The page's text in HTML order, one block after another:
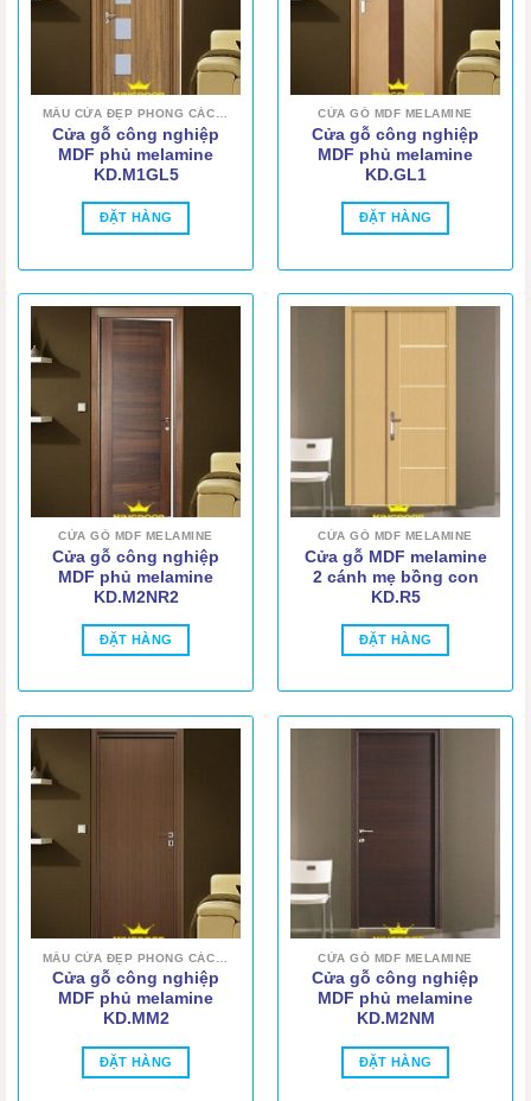
MẪU CỬA ĐẸP PHONG CÁCH HIỆN ĐẠI
Cửa gỗ công nghiệp
MDF phủ melamine
KD.M1GL5
ĐẶT HÀNG
CỬA GỖ MDF MELAMINE
Cửa gỗ công nghiệp
MDF phủ melamine
KD.GL1
ĐẶT HÀNG
CỬA GỖ MDF MELAMINE
Cửa gỗ công nghiệp
MDF phủ melamine
KD.M2NR2
ĐẶT HÀNG
CỬA GỖ MDF MELAMINE
Cửa gỗ MDF melamine
2 cánh mẹ bồng con
KD.R5
ĐẶT HÀNG
Cửa gỗ công nghiệp
MDF phủ melamine
KD.MM2
ĐẶT HÀNG
CỬA GỖ MDF MELAMINE
Cửa gỗ công nghiệp
MDF phủ melamine
KD.M2NM
ĐẶT HÀNG